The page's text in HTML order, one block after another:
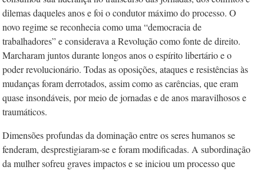
dilemas daqueles anos e foi o condutor máximo do processo. O
novo regime se reconhecia como uma “democracia de
trabalhadores” e considerava a Revolução como fonte de direito.
Marcharam juntos durante longos anos o espírito libertário e o
poder revolucionário. Todas as oposições, ataques e resistências às
mudanças foram derrotados, assim como as carências, que eram
quase insondáveis, por meio de jornadas e de anos maravilhosos e
traumáticos.
Dimensões profundas da dominação entre os seres humanos se
fenderam, desprestigiaram-se e foram modificadas. A subordinação
da mulher sofreu graves impactos e se iniciou um processo que